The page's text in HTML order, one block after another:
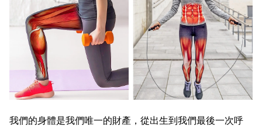
我們的身體是我們唯一的財產，從出生到我們最後一次呼